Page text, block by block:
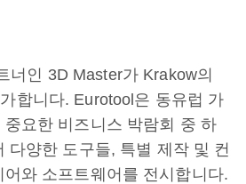
너인 3D Master가 Krakow의
합니다. Eurotool은 동유럽 가
요한 비즈니스 박람회 중 하
다양한 도구들, 특별 제작 및 컨
와 소프트웨어를 전시합니다.